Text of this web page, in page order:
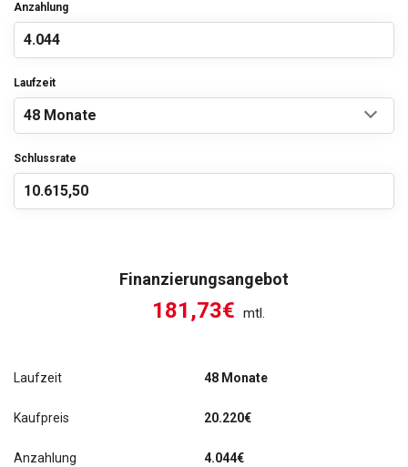
Anzahlung
Laufzeit
Schlussrate
Finanzierungsangebot
181,73€ mtl.
Laufzeit 48 Monate
Kaufpreis 20.220€
Anzahlung 4.044€